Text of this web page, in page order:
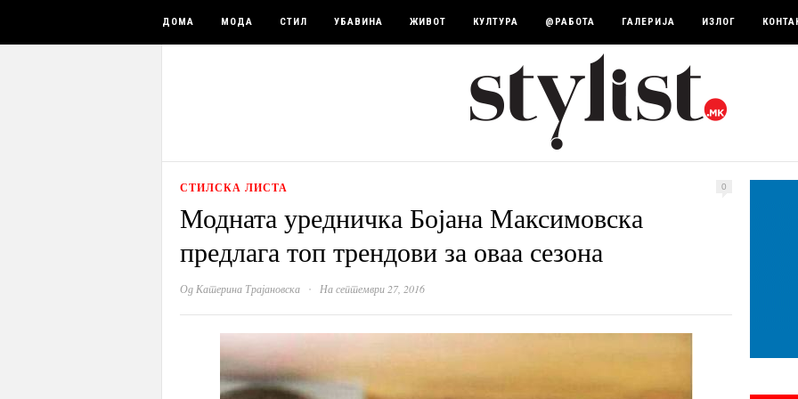
ДОМА МОДА СТИЛ УБАВИНА ЖИВОТ КУЛТУРА @РАБОТА ГАЛЕРИЈА ИЗЛОГ
СТИЛСКА ЛИСТА 0
Модната уредничка Бојана Максимовска
предлага топ трендови за оваа сезона
Од Катерина Трајановска · На септември 27, 2016